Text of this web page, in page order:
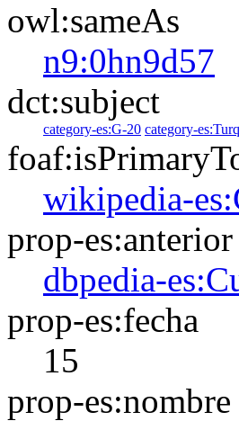
owl:sameAs
n9:0hn9d57
dct:subject
category-es:G-20 category-
wikipedia-
prop-es:anterior
dbpedia-
prop-es:fecha
15
prop-es:nombre